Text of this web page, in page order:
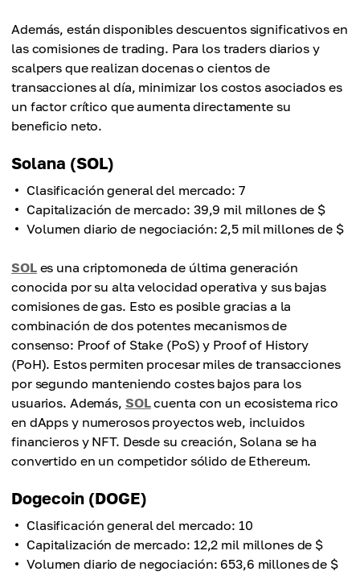
Además, están disponibles descuentos significativos en
las comisiones de trading. Para los traders diarios y
scalpers que realizan docenas o cientos de
transacciones al día, minimizar los costos asociados es
un factor crítico que aumenta directamente su
beneficio neto.
Solana (SOL)
Clasificación general del mercado: 7
Capitalización de mercado: 39,9 mil millones de $
Volumen diario de negociación: 2,5 mil millones de $
SOLes una criptomoneda de última generación
conocida por su alta velocidad operativa y sus bajas
comisiones de gas. Esto es posible gracias a la
combinación de dos potentes mecanismos de
consenso: Proof of Stake (PoS) y Proof of History
(PoH). Estos permiten procesar miles de transacciones
por segundo manteniendo costes bajos para los
usuarios. Además, SOLcuenta con un ecosistema rico
en dApps y numerosos proyectos web, incluidos
financieros y NFT. Desde su creación, Solana se ha
convertido en un competidor sólido de Ethereum.
Dogecoin (DOGE)
Clasificación general del mercado: 10
Capitalización de mercado: 12,2 mil millones de $
Volumen diario de negociación: 653,6 millones de $